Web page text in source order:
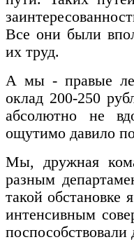
Все они были
их труд.
А мы - правые
оклад 200-250
абсолютно не
ощутимо давило
Мы, дружная
разным
такой обстановке
интенсивным
поспособствовали